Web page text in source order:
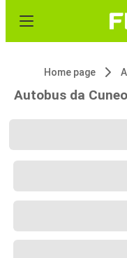
Home page
Autobus da